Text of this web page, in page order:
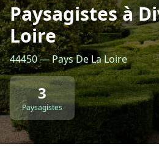
Retour à
CGU-Confidentialité-
Paysagistes à
Loire
44450 — Pays De La Loire
3
Paysagistes